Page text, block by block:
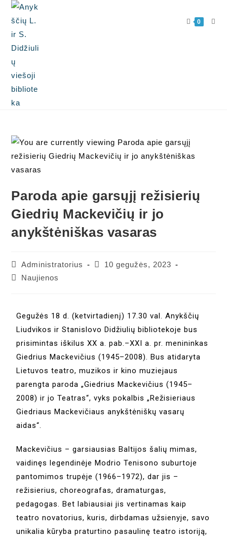
0
Paroda apie garsųjį režisierių
Giedrių Mackevičių ir jo
anykštėniškas vasaras
Administratorius
10 gegužės, 2023
Naujienos
Gegužės 18 d. (ketvirtadienį) 17.30 val. Anykščių
Liudvikos ir Stanislovo Didžiulių bibliotekoje bus
prisimintas iškilus XX a. pab.–XXI a. pr. menininkas
Giedrius Mackevičius (1945–2008). Bus atidaryta
Lietuvos teatro, muzikos ir kino muziejaus
parengta paroda „Giedrius Mackevičius (1945–
2008) ir jo Teatras“, vyks pokalbis „Režisieriaus
Giedriaus Mackevičiaus anykštėniškų vasarų
aidas“.
Mackevičius – garsiausias Baltijos šalių mimas,
vaidinęs legendinėje Modrio Tenisono suburtoje
pantomimos trupėje (1966–1972), dar jis –
režisierius, choreografas, dramaturgas,
pedagogas. Bet labiausiai jis vertinamas kaip
teatro novatorius, kuris, dirbdamas užsienyje, savo
unikalia kūryba praturtino pasaulinę teatro istoriją,